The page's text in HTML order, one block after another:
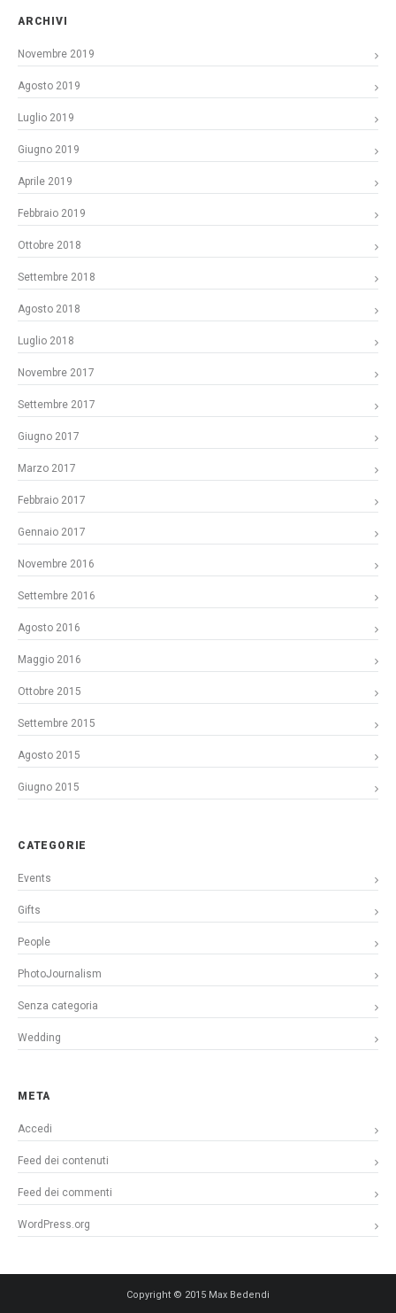
ARCHIVI
Novembre 2019
Agosto 2019
Luglio 2019
Giugno 2019
Aprile 2019
Febbraio 2019
Ottobre 2018
Settembre 2018
Agosto 2018
Luglio 2018
Novembre 2017
Settembre 2017
Giugno 2017
Marzo 2017
Febbraio 2017
Gennaio 2017
Novembre 2016
Settembre 2016
Agosto 2016
Maggio 2016
Ottobre 2015
Settembre 2015
Agosto 2015
Giugno 2015
CATEGORIE
Events
Gifts
People
PhotoJournalism
Senza categoria
Wedding
META
Accedi
Feed dei contenuti
Feed dei commenti
WordPress.org
Copyright © 2015 Max Bedendi